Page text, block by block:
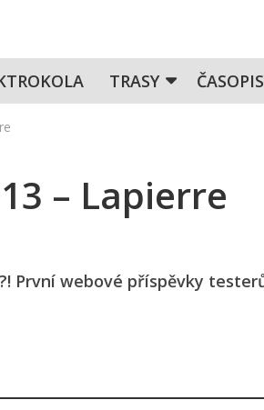
TRASY
– Lapierre
První webové příspěvky